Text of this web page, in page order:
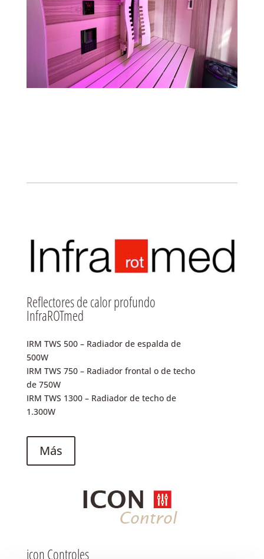
Reflectores de calor profundo
InfraROTmed
IRM TWS 500 – Radiador de espalda de
500W
IRM TWS 750 – Radiador frontal o de techo
de 750W
IRM TWS 1300 – Radiador de techo de
1.300W
Más
icon Controles